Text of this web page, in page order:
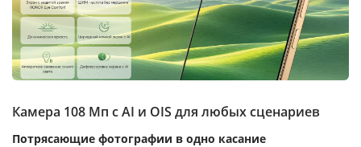
Камера 108 Мп с AI и OIS для любых сценариев
Потрясающие фотографии в одно касание